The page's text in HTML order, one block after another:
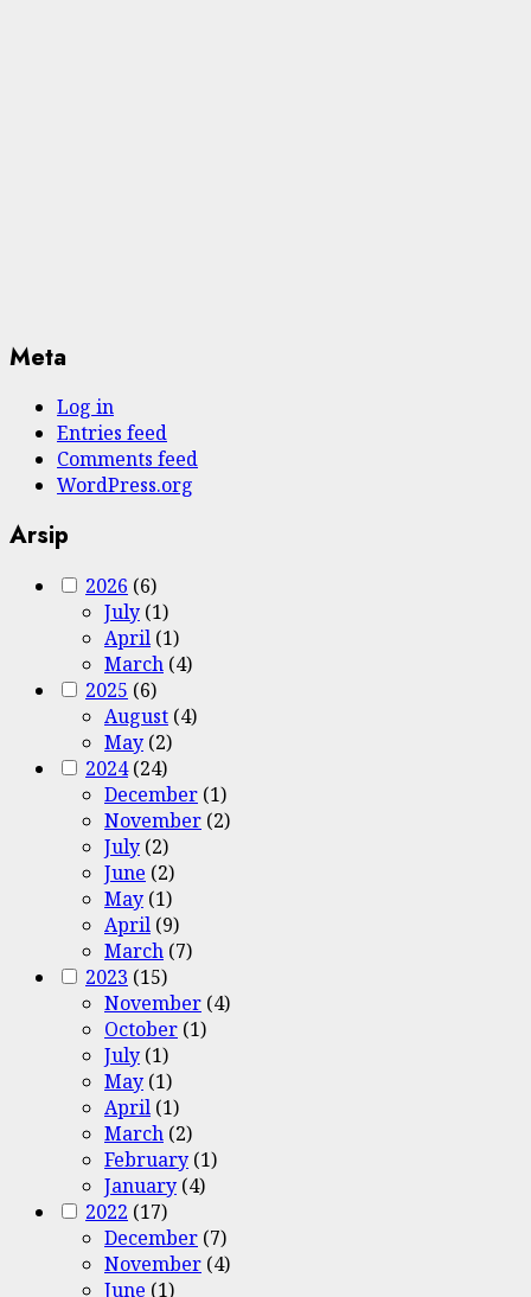
Meta
Log in
Entries feed
Comments feed
WordPress.org
Arsip
2026 (6)
July (1)
April (1)
March (4)
2025 (6)
August (4)
May (2)
2024(24)
December (1)
November (2)
July (2)
June (2)
May (1)
April (9)
March (7)
2023 (15)
November (4)
October (1)
July (1)
May (1)
April (1)
March (2)
February (1)
January (4)
2022 (17)
December (7)
November (4)
June (1)